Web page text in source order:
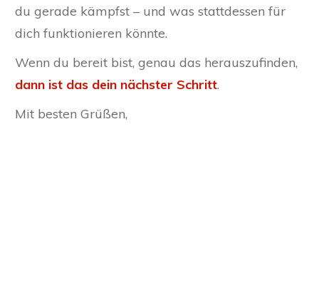
du gerade kämpfst – und was stattdessen für
dich funktionieren könnte.
Wenn du bereit bist, genau das herauszufinden,
dann ist das dein nächster Schritt.
Mit besten Grüßen,